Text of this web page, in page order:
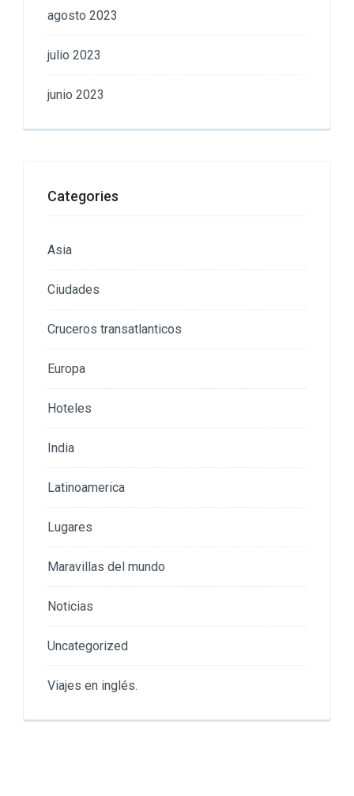
agosto 2023
julio 2023
junio 2023
Categories
Asia
Ciudades
Cruceros transatlanticos
Europa
Hoteles
India
Latinoamerica
Lugares
Maravillas del mundo
Noticias
Uncategorized
Viajes en inglés.